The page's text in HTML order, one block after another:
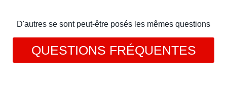
D'autres se sont peut-être posés les mêmes questions
QUESTIONS FRÉQUENTES